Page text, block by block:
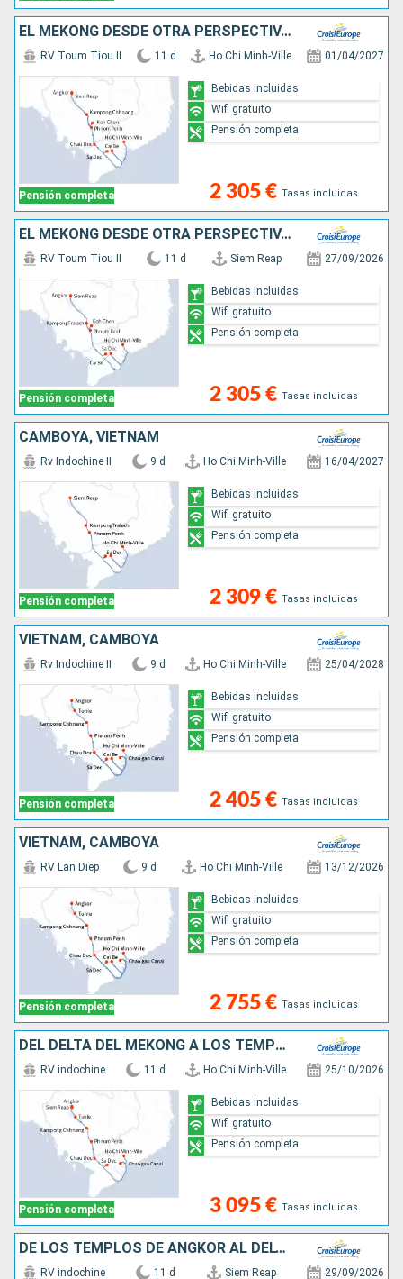
EL MEKONG DESDE OTRA PERSPECTIVA: ENTRE AVENTURA Y LUGARES IMPRESCINDIBLES (FORMULA PUERTO/PUERTO)
Pensión completa
RV Toum Tiou II 11 d Ho Chi Minh-Ville 01/04/2027
2 305 € Tasas incluidas
Bebidas incluidas
Wifi gratuito
Pensión completa
EL MEKONG DESDE OTRA PERSPECTIVA: ENTRE AVENTURA Y LUGARES IMPRESCINDIBLES (FORMULA PUERTO/PUERTO)
Pensión completa
RV Toum Tiou II 11 d Siem Reap 27/09/2026
2 305 € Tasas incluidas
Bebidas incluidas
Wifi gratuito
Pensión completa
CAMBOYA, VIETNAM
Pensión completa
Rv Indochine II 9 d Ho Chi Minh-Ville 16/04/2027
2 309 € Tasas incluidas
Bebidas incluidas
Wifi gratuito
Pensión completa
VIETNAM, CAMBOYA
Pensión completa
Rv Indochine II 9 d Ho Chi Minh-Ville 25/04/2028
2 405 € Tasas incluidas
Bebidas incluidas
Wifi gratuito
Pensión completa
VIETNAM, CAMBOYA
Pensión completa
RV Lan Diep 9 d Ho Chi Minh-Ville 13/12/2026
2 755 € Tasas incluidas
Bebidas incluidas
Wifi gratuito
Pensión completa
DEL DELTA DEL MEKONG A LOS TEMPLOS DE ANGKOR (FORMULA PUERTO/PUERTO)
Pensión completa
RV indochine 11 d Ho Chi Minh-Ville 25/10/2026
3 095 € Tasas incluidas
Bebidas incluidas
Wifi gratuito
Pensión completa
DE LOS TEMPLOS DE ANGKOR AL DELTA DEL MEKONG (FORMULA PUERTO/PUERTO)
RV indochine 11 d Siem Reap 29/09/2026